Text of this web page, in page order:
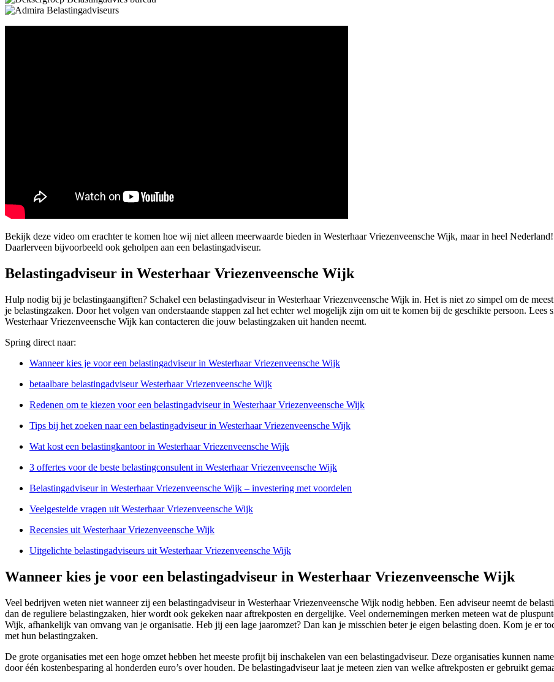
Bekijk deze video om erachter te komen hoe wij niet alleen meerwaarde bieden in Westerhaar Vriezenveensche Wijk, maar in heel
Daarlerveen bijvoorbeeld ook geholpen aan een belastingadviseur.
Belastingadviseur in Westerhaar Vriezenveensche Wijk
Hulp nodig bij je belastingaangiften? Schakel een belastingadviseur in Westerhaar Vriezenveensche Wijk in. Het is niet zo simpel om de
je belastingzaken. Door het volgen van onderstaande stappen zal het echter wel mogelijk zijn om uit te komen bij de geschikte persoon. Lees
Westerhaar Vriezenveensche Wijk kan contacteren die jouw belastingzaken uit handen neemt.
Spring direct naar:
Wanneer kies je voor een belastingadviseur in Westerhaar Vriezenveensche Wijk
betaalbare belastingadviseur Westerhaar Vriezenveensche Wijk
Redenen om te kiezen voor een belastingadviseur in Westerhaar Vriezenveensche Wijk
Tips bij het zoeken naar een belastingadviseur in Westerhaar Vriezenveensche Wijk
Wat kost een belastingkantoor in Westerhaar Vriezenveensche Wijk
3 offertes voor de beste belastingconsulent in Westerhaar Vriezenveensche Wijk
Belastingadviseur in Westerhaar Vriezenveensche Wijk – investering met voordelen
Veelgestelde vragen uit Westerhaar Vriezenveensche Wijk
Recensies uit Westerhaar Vriezenveensche Wijk
Uitgelichte belastingadviseurs uit Westerhaar Vriezenveensche Wijk
Wanneer kies je voor een belastingadviseur in Westerhaar Vriezenveensche Wijk
Veel bedrijven weten niet wanneer zij een belastingadviseur in Westerhaar Vriezenveensche Wijk nodig hebben. Een adviseur neemt de
dan de reguliere belastingzaken, hier wordt ook gekeken naar aftrekposten en dergelijke. Veel ondernemingen merken meteen wat de
Wijk, afhankelijk van omvang van je organisatie. Heb jij een lage jaaromzet? Dan kan je misschien beter je eigen belasting doen. Kom je er
met hun belastingzaken.
De grote organisaties met een hoge omzet hebben het meeste profijt bij inschakelen van een belastingadviseur. Deze organisaties kunnen
door één kostenbesparing al honderden euro’s over houden. De belastingadviseur laat je meteen zien van welke aftrekposten er gebruikt